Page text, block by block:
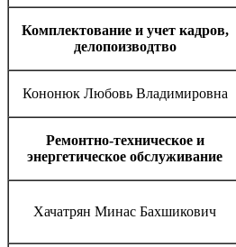
Комплектование и учет кадров,
делопоизводтво
Кононюк Любовь Владимировна
Ремонтно-техническое и
энергетическое обслуживание
Хачатрян Минас Бахшикович